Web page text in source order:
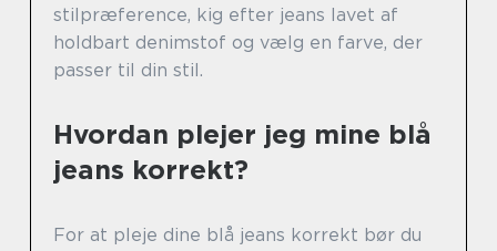
stilpræference, kig efter jeans lavet af
holdbart denimstof og vælg en farve, der
passer til din stil.
Hvordan plejer jeg mine blå
jeans korrekt?
For at pleje dine blå jeans korrekt bør du